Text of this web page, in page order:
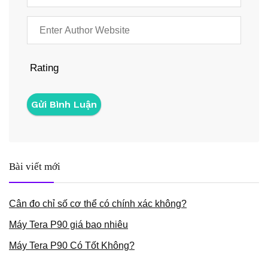
Rating
Bài viết mới
Cân đo chỉ số cơ thể có chính xác không?
Máy Tera P90 giá bao nhiêu
Máy Tera P90 Có Tốt Không?